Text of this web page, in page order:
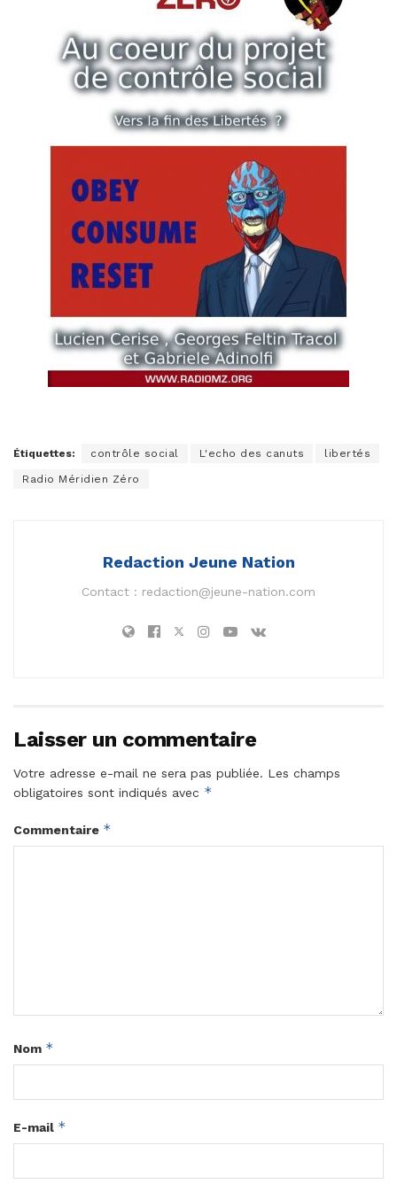
Étiquettes: contrôle social L'echo des canuts libertés
Radio Méridien Zéro
Redaction Jeune Nation
Contact : redaction@jeune-nation.com
Laisser un commentaire
Votre adresse e-mail ne sera pas publiée. Les champs
obligatoires sont indiqués avec *
Commentaire *
Nom *
E-mail *